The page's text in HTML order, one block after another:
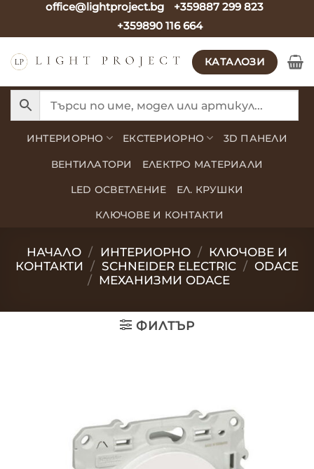
office@lightproject.bg
+359887 299 823
+359890 116 664
КАТАЛОЗИ
ИНТЕРИОРНО ЕКСТЕРИОРНО 3D ПАНЕЛИ
ВЕНТИЛАТОРИ ЕЛЕКТРО МАТЕРИАЛИ
LED ОСВЕТЛЕНИЕ ЕЛ. КРУШКИ
КЛЮЧОВЕ И КОНТАКТИ
НАЧАЛО / ИНТЕРИОРНО / КЛЮЧОВЕ И
КОНТАКТИ / SCHNEIDER ELECTRIC / ODACE
/ МЕХАНИЗМИ ODACE
ФИЛТЪР